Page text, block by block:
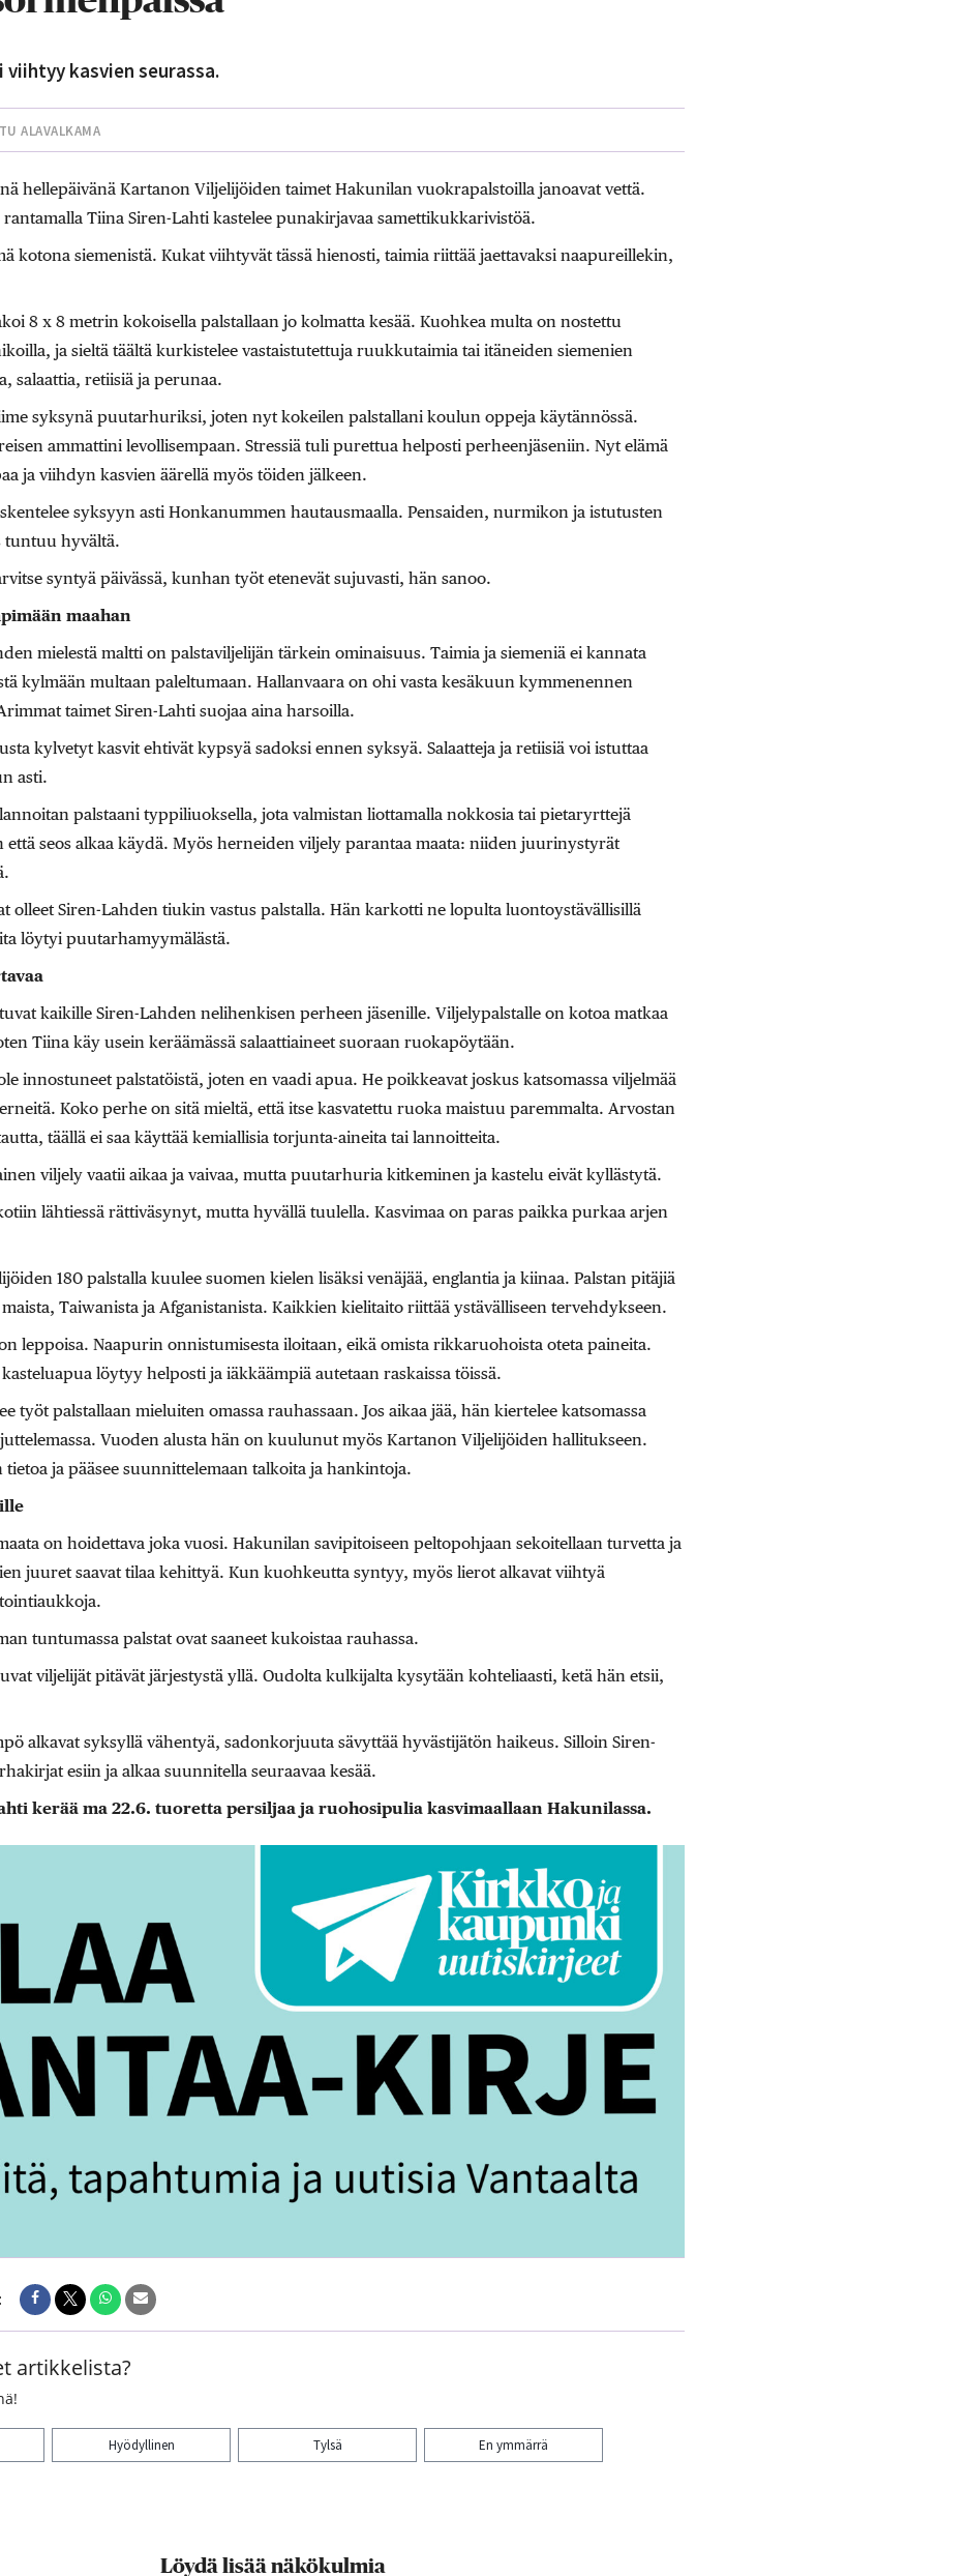
viihtyy kasvien seurassa.
ALAVALKAMA
hellepäivänä Kartanon Viljelijöiden taimet Hakunilan vuokrapalstoilla janoavat vettä.
Tiina Siren-Lahti kastelee punakirjavaa samettikukkarivistöä.
kotona siemenistä. Kukat viihtyvät tässä hienosti, taimia riittää jaettavaksi naapureillekin,
8 x 8 metrin kokoisella palstallaan jo kolmatta kesää. Kuohkea multa on nostettu
ja sieltä täältä kurkistelee vastaistutettuja ruukkutaimia tai itäneiden siemenien
salaattia, retiisiä ja perunaa.
syksynä puutarhuriksi, joten nyt kokeilen palstallani koulun oppeja käytännössä.
ammattini levollisempaan. Stressiä tuli purettua helposti perheenjäseniin. Nyt elämä
ja viihdyn kasvien äärellä myös töiden jälkeen.
syksyyn asti Honkanummen hautausmaalla. Pensaiden, nurmikon ja istutusten
tuntuu hyvältä.
syntyä päivässä, kunhan työt etenevät sujuvasti, hän sanoo.
maahan
mielestä maltti on palstaviljelijän tärkein ominaisuus. Taimia ja siemeniä ei kannata
kylmään multaan paleltumaan. Hallanvaara on ohi vasta kesäkuun kymmenennen
taimet Siren-Lahti suojaa aina harsoilla.
kylvetyt kasvit ehtivät kypsyä sadoksi ennen syksyä. Salaatteja ja retiisiä voi istuttaa
asti.
palstaani typpiliuoksella, jota valmistan liottamalla nokkosia tai pietaryrttejä
että seos alkaa käydä. Myös herneiden viljely parantaa maata: niiden juurinystyrät
olleet Siren-Lahden tiukin vastus palstalla. Hän karkotti ne lopulta luontoystävällisillä
löytyi puutarhamyymälästä.
kaikille Siren-Lahden nelihenkisen perheen jäsenille. Viljelypalstalle on kotoa matkaa
Tiina käy usein keräämässä salaattiaineet suoraan ruokapöytään.
innostuneet palstatöistä, joten en vaadi apua. He poikkeavat joskus katsomassa viljelmää
Koko perhe on sitä mieltä, että itse kasvatettu ruoka maistuu paremmalta. Arvostan
täällä ei saa käyttää kemiallisia torjunta-aineita tai lannoitteita.
viljely vaatii aikaa ja vaivaa, mutta puutarhuria kitkeminen ja kastelu eivät kyllästytä.
lähtiessä rättiväsynyt, mutta hyvällä tuulella. Kasvimaa on paras paikka purkaa arjen
180 palstalla kuulee suomen kielen lisäksi venäjää, englantia ja kiinaa. Palstan pitäjiä
Taiwanista ja Afganistanista. Kaikkien kielitaito riittää ystävälliseen tervehdykseen.
leppoisa. Naapurin onnistumisesta iloitaan, eikä omista rikkaruohoista oteta paineita.
löytyy helposti ja iäkkäämpiä autetaan raskaissa töissä.
työt palstallaan mieluiten omassa rauhassaan. Jos aikaa jää, hän kiertelee katsomassa
Vuoden alusta hän on kuulunut myös Kartanon Viljelijöiden hallitukseen.
tietoa ja pääsee suunnittelemaan talkoita ja hankintoja.
on hoidettava joka vuosi. Hakunilan savipitoiseen peltopohjaan sekoitellaan turvetta ja
juuret saavat tilaa kehittyä. Kun kuohkeutta syntyy, myös lierot alkavat viihtyä
tuntumassa palstat ovat saaneet kukoistaa rauhassa.
viljelijät pitävät järjestystä yllä. Oudolta kulkijalta kysytään kohteliaasti, ketä hän etsii,
alkavat syksyllä vähentyä, sadonkorjuuta sävyttää hyvästijätön haikeus. Silloin Siren-
esiin ja alkaa suunnitella seuraavaa kesää.
kerää ma 22.6. tuoretta persiljaa ja ruohosipulia kasvimaallaan Hakunilassa.
artikkelista?
Hyödyllinen Tylsä En ymmärrä
Löydä lisää näkökulmia